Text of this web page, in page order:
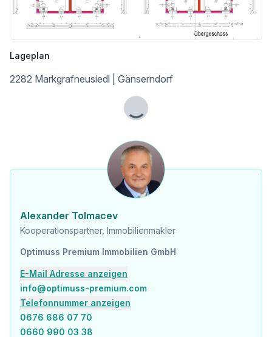
Das Projekt orientiert sich an den Bedürfnissen der zukünftigen Eigentümer. Der Fokus liegt darauf, Räume zu schaffen, die funktional, stilvoll und alltagstauglich sind.
Qualitätssicherung
Jede Bauphase unterliegt strengen Qualitätskontrollen, um ein Ergebnis auf höchstem Niveau sicherzustellen.
Großzügige Fensterfronten sorgen in allen Einheiten für lichtdurchflutete Räume und eine freundliche, einladende Atmosphäre.
Das Wohnzimmer als Mittelpunkt
Der Wohnbereich bildet den zentralen Treffpunkt des Hauses – ein Ort zum Entspannen, Zusammenkommen und Wohlfühlen.
Die offene Gestaltung unterstützt ein harmonisches Wohngefühl und schafft Raum für individuelle Einrichtungsideen
Jetzt investieren
Nutzen Sie die Gelegenheit, sich Ihr neues Zuhause in Markgrafneusiedl zu sichern und ein Wohnprojekt mit hoher Qualität und Komfort zu erwerben.
Lageplan
2282 Markgrafneusiedl | Gänserndorf
Lade...
Alexander Tolmacev
Kooperationspartner, Immobilienmakler
Optimuss Premium Immobilien GmbH
E-Mail Adresse anzeigen
info@optimuss-premium.com
Telefonnummer anzeigen
0676 686 07 70
0660 990 03 38